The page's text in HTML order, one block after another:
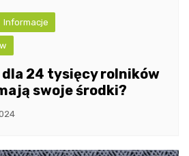
Informacje
24 tysięcy rolników
swoje środki?